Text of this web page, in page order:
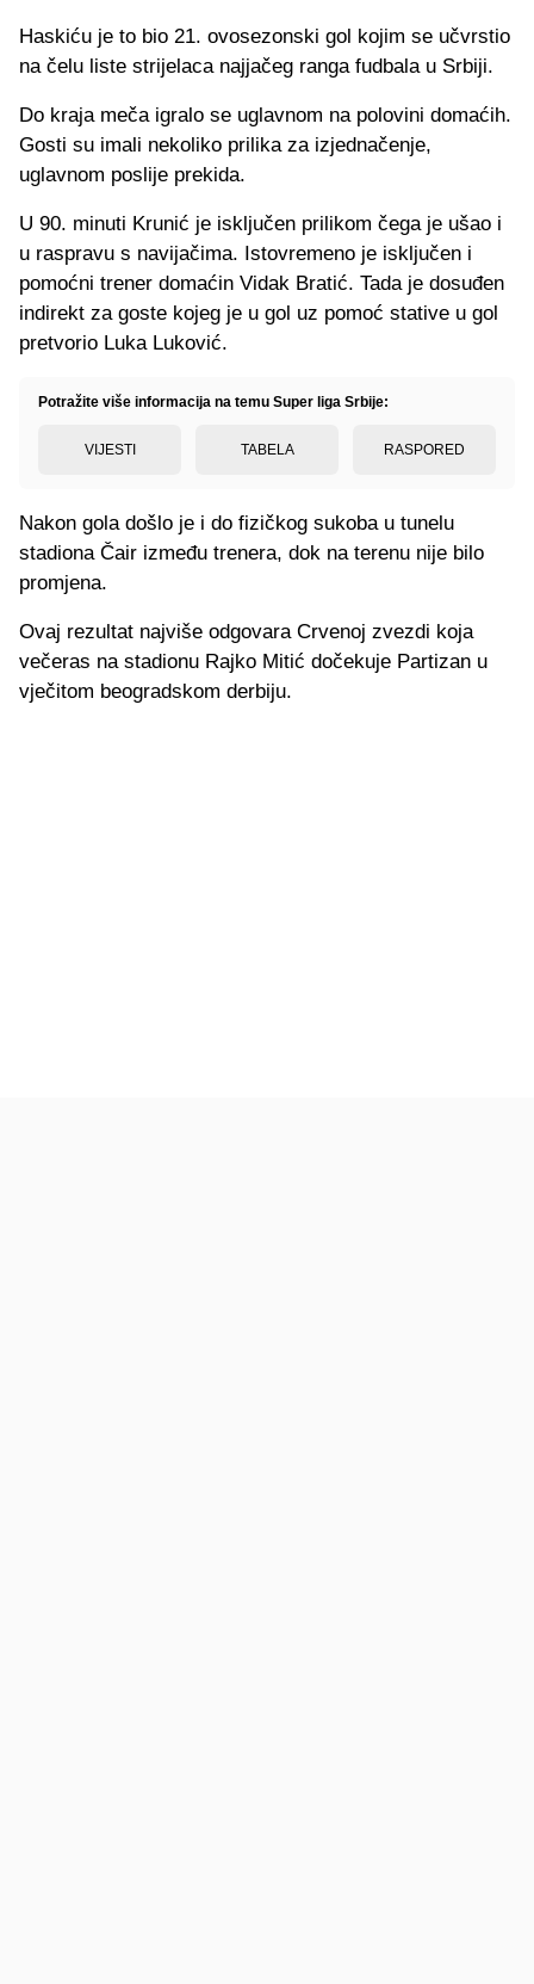
Haskiću je to bio 21. ovosezonski gol kojim se učvrstio
na čelu liste strijelaca najjačeg ranga fudbala u Srbiji.
Do kraja meča igralo se uglavnom na polovini domaćih.
Gosti su imali nekoliko prilika za izjednačenje,
uglavnom poslije prekida.
U 90. minuti Krunić je isključen prilikom čega je ušao i
u raspravu s navijačima. Istovremeno je isključen i
pomoćni trener domaćin Vidak Bratić. Tada je dosuđen
indirekt za goste kojeg je u gol uz pomoć stative u gol
pretvorio Luka Luković.
Potražite više informacija na temu Super liga Srbije:
VIJESTI TABELA RASPORED
Nakon gola došlo je i do fizičkog sukoba u tunelu
stadiona Čair između trenera, dok na terenu nije bilo
promjena.
Ovaj rezultat najviše odgovara Crvenoj zvezdi koja
večeras na stadionu Rajko Mitić dočekuje Partizan u
vječitom beogradskom derbiju.